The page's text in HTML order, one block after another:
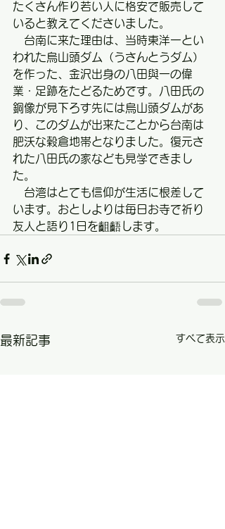
たくさん作り若い人に格安で販売して
いると教えてくださいました。
台南に来た理由は、当時東洋一とい
われた烏山頭ダム（うさんとうダム）
を作った、金沢出身の八田與一の偉
業・足跡をたどるためです。八田氏の
銅像が見下ろす先には烏山頭ダムがあ
り、このダムが出来たことから台南は
肥沃な穀倉地帯となりました。復元さ
れた八田氏の家なども見学できまし
た。
台湾はとても信仰が生活に根差して
います。おとしよりは毎日お寺で祈り
友人と語り1日を齟齬します。
最新記事 すべて表示